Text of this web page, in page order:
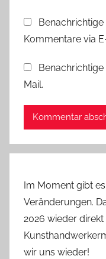
Kommentare via
Mail.
Im Moment gibt
Veränderungen.
2026 wieder
wir uns wieder!